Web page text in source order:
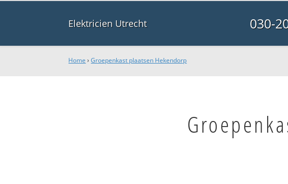
Elektricien Utrecht 030-
Home ›Groepenkast plaatsen Hekendorp